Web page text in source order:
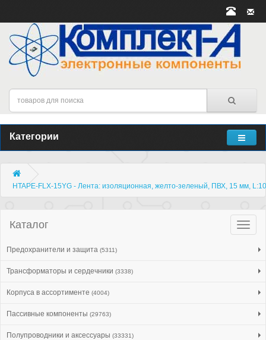
Категории
HTAPE-FLX-15YG - Лента: изоляционная, желто-зеленый, ПВХ, 15 мм,
Каталог
Предохранители и защита (5311)
Трансформаторы и сердечники (3338)
Корпуса в ассортименте (4004)
Пассивные компоненты (29763)
Полупроводники и аксессуары (33331)